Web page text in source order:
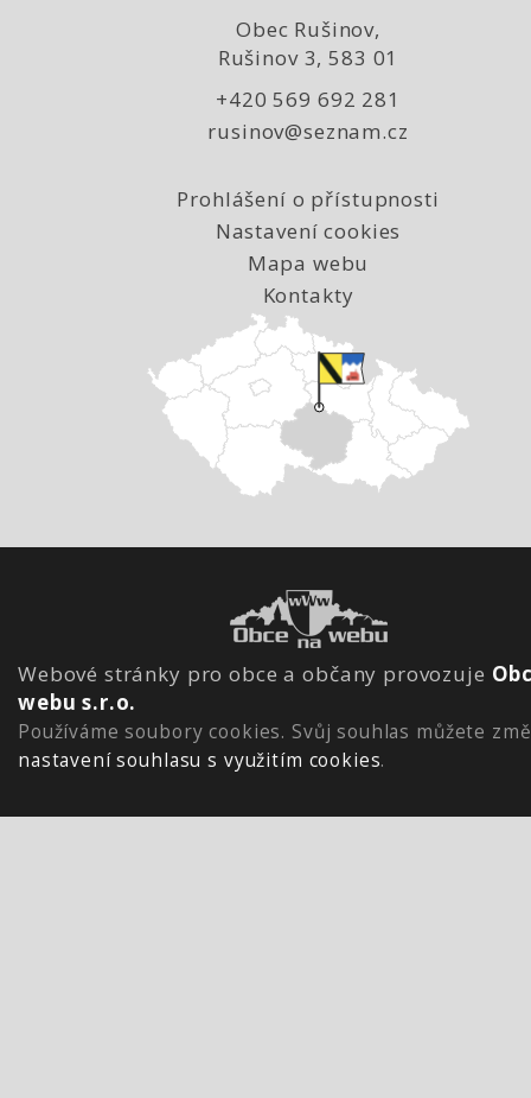
Obec Rušinov,
Rušinov 3, 583 01
+420 569 692 281
rusinov@seznam.cz
Prohlášení o přístupnosti
Nastavení cookies
Mapa webu
Kontakty
Webové stránky pro obce a občany provozuje
webu s.r.o.
Používáme soubory cookies. Svůj souhlas můžete
nastavení souhlasu s využitím cookies.